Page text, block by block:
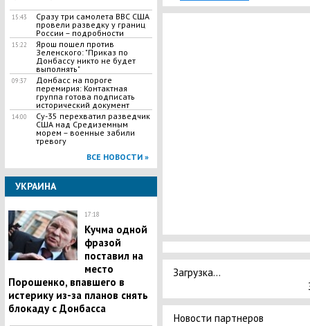
15:43
​Сразу три самолета ВВС США
провели разведку у границ
России – подробности
15:22
Ярош пошел против
Зеленского: "Приказ по
Донбассу никто не будет
выполнять"
09:37
Донбасс на пороге
перемирия: Контактная
группа готова подписать
исторический документ
14:00
​Су-35 перехватил разведчик
США над Средиземным
морем – военные забили
тревогу
ВСЕ НОВОСТИ »
УКРАИНА
17:18
Кучма одной
фразой
поставил на
место
Порошенко, впавшего в
истерику из-за планов снять
блокаду с Донбасса
Загрузка...
Новости партнеров